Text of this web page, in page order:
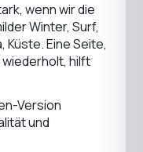
wenn wir die
Winter, Surf,
Küste. Eine Seite,
hilft
Version
und